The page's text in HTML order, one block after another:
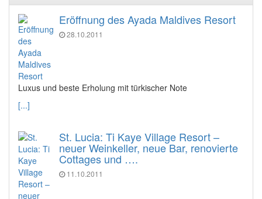
Eröffnung des Ayada Maldives Resort
28.10.2011
Luxus und beste Erholung mit türkischer Note
[...]
St. Lucia: Ti Kaye Village Resort –
neuer Weinkeller, neue Bar, renovierte
Cottages und ….
11.10.2011